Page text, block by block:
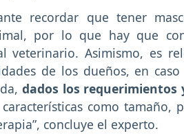
recordar que tener
por lo que hay que
veterinario. Asimismo, es
de los dueños, en
dados los
como tamaño,
concluye el experto.